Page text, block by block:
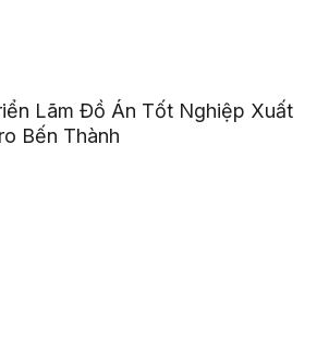
Lãm Đồ Án Tốt Nghiệp Xuất
Bến Thành